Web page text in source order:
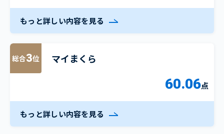
もっと詳しい内容を見る
総合3位 マイまくら
60.06点
もっと詳しい内容を見る